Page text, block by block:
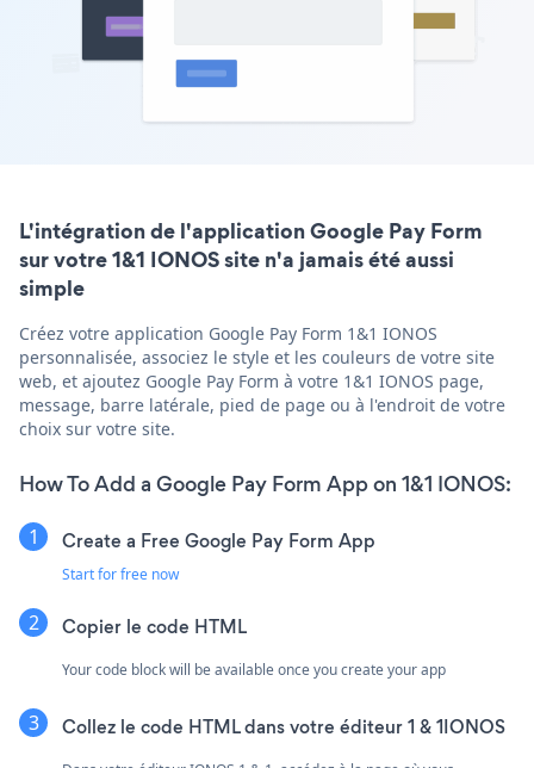
L'intégration de l'application Google Pay Form
sur votre 1&1 IONOS site n'a jamais été aussi
simple
Créez votre application Google Pay Form 1&1 IONOS
personnalisée, associez le style et les couleurs de votre site
web, et ajoutez Google Pay Form à votre 1&1 IONOS page,
message, barre latérale, pied de page ou à l'endroit de votre
choix sur votre site.
How To Add a Google Pay Form App on 1&1 IONOS:
Create a Free Google Pay Form App
Start for free now
Copier le code HTML
Your code block will be available once you create your app
Collez le code HTML dans votre éditeur 1 & 1IONOS